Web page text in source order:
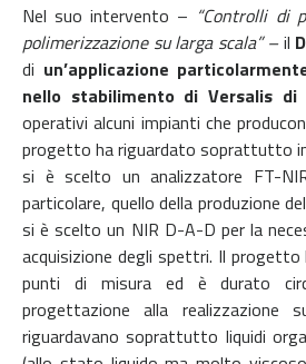
Nel suo intervento – “Controlli di
polimerizzazione su larga scala” –il
di un’applicazione
nello stabilimento di Versalis di
operativi alcuni impianti che
progetto ha riguardato soprattutto
si è scelto un analizzatore FT-
particolare, quello della produzione
si è scelto un NIR D-A-D per la
acquisizione degli spettri. Il
punti di misura ed è durato
progettazione alla realizzazione
riguardavano soprattutto liquidi